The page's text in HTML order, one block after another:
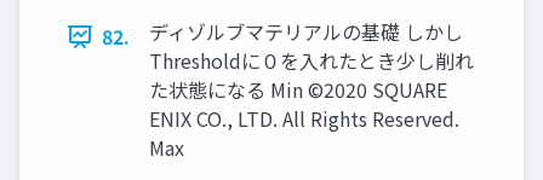
82.
ディゾルブマテリアルの基礎 しかし
Thresholdに０を入れたとき少し削れ
た状態になる Min ©2020 SQUARE
ENIX CO., LTD. All Rights Reserved.
Max